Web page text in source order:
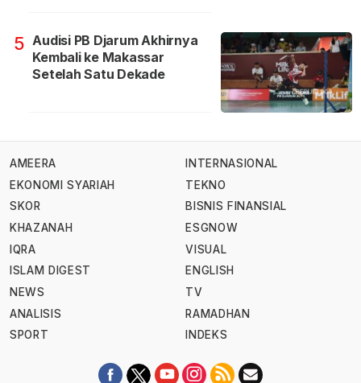
5 Audisi PB Djarum Akhirnya
Kembali ke Makassar
Setelah Satu Dekade
AMEERA
EKONOMI SYARIAH
SKOR
KHAZANAH
IQRA
ISLAM DIGEST
NEWS
ANALISIS
SPORT
INTERNASIONAL
TEKNO
BISNIS FINANSIAL
ESGNOW
VISUAL
ENGLISH
TV
RAMADHAN
INDEKS